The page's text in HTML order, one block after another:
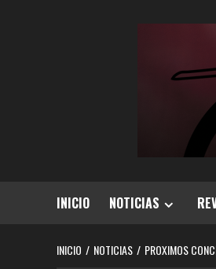
INICIO NOTICIAS
INICIO NOTICIAS PROXIMOS